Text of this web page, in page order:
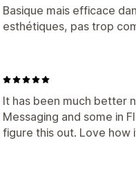
Basique mais efficace
esthétiques, pas trop
It has been much better
Messaging and some in
figure this out. Love how